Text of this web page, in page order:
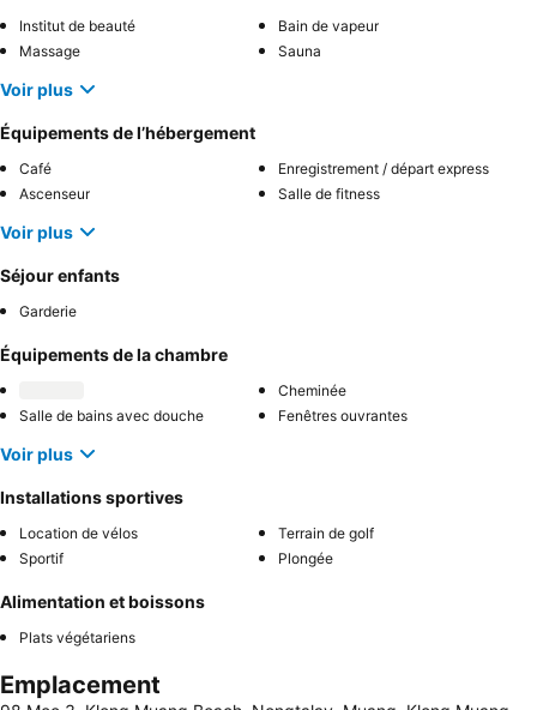
Institut de beauté
Bain de vapeur
Massage
Sauna
Voir plus
Équipements de l’hébergement
Café
Enregistrement / départ express
Ascenseur
Salle de fitness
Voir plus
Séjour enfants
Garderie
Équipements de la chambre
Cheminée
Salle de bains avec douche
Fenêtres ouvrantes
Voir plus
Installations sportives
Location de vélos
Terrain de golf
Sportif
Plongée
Alimentation et boissons
Plats végétariens
Emplacement